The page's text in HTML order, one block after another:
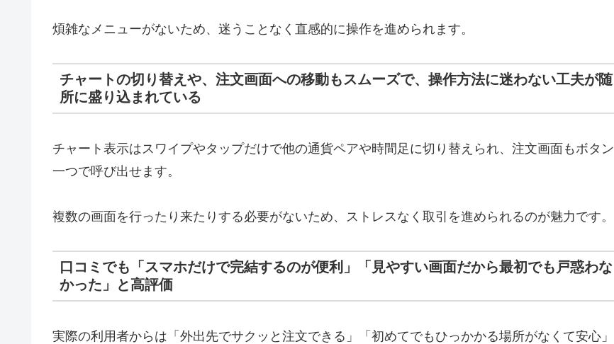
煩雑なメニューがないため、迷うことなく直感的に操作を進められます。
チャートの切り替えや、注文画面への移動もスムーズで、操作方法に迷わない工夫が随
所に盛り込まれている
チャート表示はスワイプやタップだけで他の通貨ペアや時間足に切り替えられ、注文画面もボタン
一つで呼び出せます。
複数の画面を行ったり来たりする必要がないため、ストレスなく取引を進められるのが魅力です。
口コミでも「スマホだけで完結するのが便利」「見やすい画面だから最初でも戸惑わな
かった」と高評価
実際の利用者からは「外出先でサクッと注文できる」「初めてでもひっかかる場所がなくて安心」